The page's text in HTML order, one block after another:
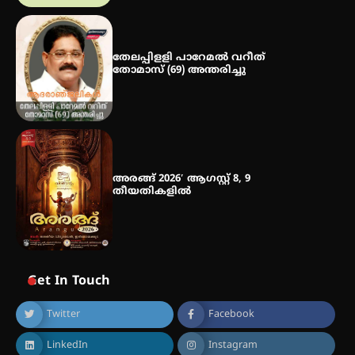
തേലപ്പിളളി പാറേമൽ വറീത്
തോമാസ് (69) അന്തരിച്ചു
അരങ്ങ് 2026′ ആഗസ്റ്റ് 8, 9
തീയതികളിൽ
Get In Touch
Twitter Facebook
LinkedIn Instagram